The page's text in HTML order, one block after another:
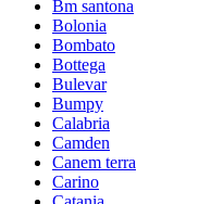
Bm santona
Bolonia
Bombato
Bottega
Bulevar
Bumpy
Calabria
Camden
Canem terra
Carino